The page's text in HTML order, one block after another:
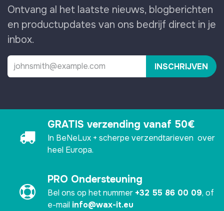
Ontvang al het laatste nieuws, blogberichten
en productupdates van ons bedrijf direct in je
inbox.
INSCHRIJVEN
GRATIS verzending vanaf 50€
In BeNeLux + scherpe verzendtarieven over
heel Europa.
PRO Ondersteuning
Bel ons op het nummer +32 55 86 00 09, of
e-mail info@wax-it.eu